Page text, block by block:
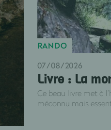
RANDO
07/08/2026
Livre : La
Ce beau livre met à
méconnu mais